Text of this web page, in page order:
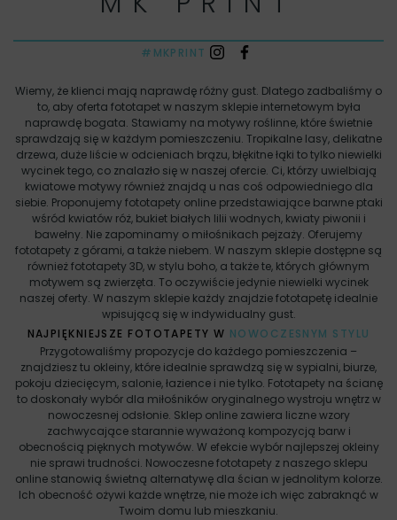
#MKPRINT
Wiemy, że klienci mają naprawdę różny gust. Dlatego zadbaliśmy o
to, aby oferta fototapet w naszym sklepie internetowym była
naprawdę bogata. Stawiamy na motywy roślinne, które świetnie
sprawdzają się w każdym pomieszczeniu. Tropikalne lasy, delikatne
drzewa, duże liście w odcieniach brązu, błękitne łąki to tylko niewielki
wycinek tego, co znalazło się w naszej ofercie. Ci, którzy uwielbiają
kwiatowe motywy również znajdą u nas coś odpowiedniego dla
siebie. Proponujemy fototapety online przedstawiające barwne ptaki
wśród kwiatów róż, bukiet białych lilii wodnych, kwiaty piwonii i
bawełny. Nie zapominamy o miłośnikach pejzaży. Oferujemy
fototapety z górami, a także niebem. W naszym sklepie dostępne są
również fototapety 3D, w stylu boho, a także te, których głównym
motywem są zwierzęta. To oczywiście jedynie niewielki wycinek
naszej oferty. W naszym sklepie każdy znajdzie fototapetę idealnie
wpisującą się w indywidualny gust.
NAJPIĘKNIEJSZE FOTOTAPETY W NOWOCZESNYM STYLU
Przygotowaliśmy propozycje do każdego pomieszczenia –
znajdziesz tu okleiny, które idealnie sprawdzą się w sypialni, biurze,
pokoju dziecięcym, salonie, łazience i nie tylko. Fototapety na ścianę
to doskonały wybór dla miłośników oryginalnego wystroju wnętrz w
nowoczesnej odsłonie. Sklep online zawiera liczne wzory
zachwycające starannie wyważoną kompozycją barw i
obecnością pięknych motywów. W efekcie wybór najlepszej okleiny
nie sprawi trudności. Nowoczesne fototapety z naszego sklepu
online stanowią świetną alternatywę dla ścian w jednolitym kolorze.
Ich obecność ożywi każde wnętrze, nie może ich więc zabraknąć w
Twoim domu lub mieszkaniu.